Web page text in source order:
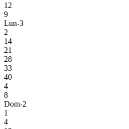
12
9
Lun-3
2
14
21
28
33
40
4
8
Dom-2
1
4